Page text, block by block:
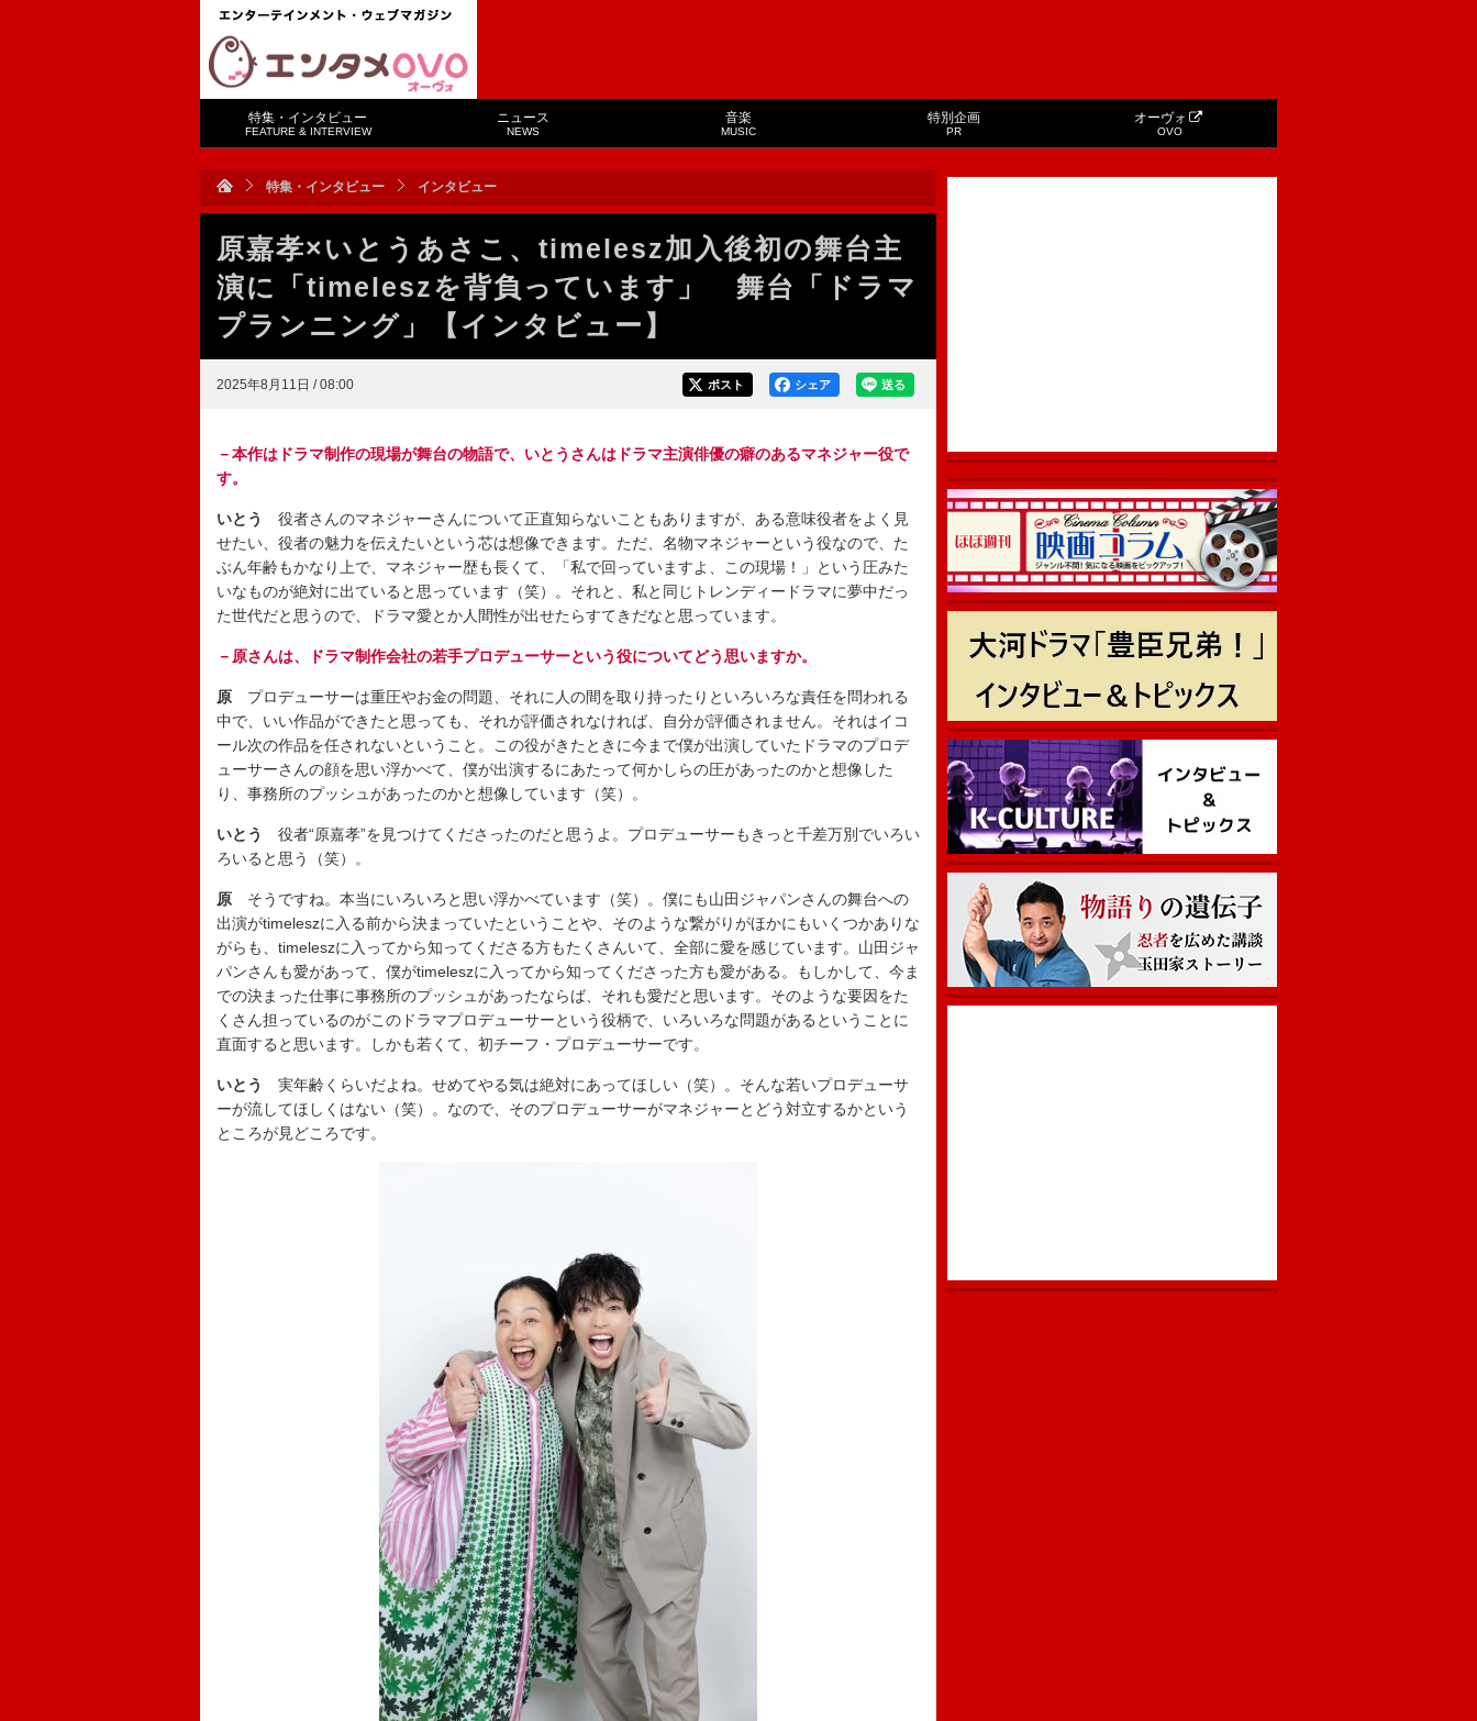
特集・インタビュー
FEATURE & INTERVIEW
ニュース
NEWS
音楽
MUSIC
特別企画
PR
オーヴォ
OVO
特集・インタビュー インタビュー
原嘉孝×いとうあさこ、timelesz加入後初の舞台主
演に「timeleszを背負っています」 舞台「ドラマ
プランニング」【インタビュー】
2025年8月11日 / 08:00 送る
シェア
ポスト
－本作はドラマ制作の現場が舞台の物語で、いとうさんはドラマ主演俳優の癖のあるマネジャー役で
す。
いとう
役者さんのマネジャーさんについて正直知らないこともありますが、ある意味役者をよく見
せたい、役者の魅力を伝えたいという芯は想像できます。ただ、名物マネジャーという役なので、た
ぶん年齢もかなり上で、マネジャー歴も長くて、「私で回っていますよ、この現場！」という圧みた
いなものが絶対に出ていると思っています（笑）。それと、私と同じトレンディードラマに夢中だっ
た世代だと思うので、ドラマ愛とか人間性が出せたらすてきだなと思っています。
－原さんは、ドラマ制作会社の若手プロデューサーという役についてどう思いますか。
原 プロデューサーは重圧やお金の問題、それに人の間を取り持ったりといろいろな責任を問われる
中で、いい作品ができたと思っても、それが評価されなければ、自分が評価されません。それはイコ
ール次の作品を任されないということ。この役がきたときに今まで僕が出演していたドラマのプロデ
ューサーさんの顔を思い浮かべて、僕が出演するにあたって何かしらの圧があったのかと想像した
り、事務所のプッシュがあったのかと想像しています（笑）。
いとう
役者“原嘉孝”を見つけてくださったのだと思うよ。プロデューサーもきっと千差万別でいろい
ろいると思う（笑）。
原 そうですね。本当にいろいろと思い浮かべています（笑）。僕にも山田ジャパンさんの舞台への
出演がtimeleszに入る前から決まっていたということや、そのような繋がりがほかにもいくつかありな
がらも、timeleszに入ってから知ってくださる方もたくさんいて、全部に愛を感じています。山田ジャ
パンさんも愛があって、僕がtimeleszに入ってから知ってくださった方も愛がある。もしかして、今ま
での決まった仕事に事務所のプッシュがあったならば、それも愛だと思います。そのような要因をた
くさん担っているのがこのドラマプロデューサーという役柄で、いろいろな問題があるということに
直面すると思います。しかも若くて、初チーフ・プロデューサーです。
いとう
実年齢くらいだよね。せめてやる気は絶対にあってほしい（笑）。そんな若いプロデューサ
ーが流してほしくはない（笑）。なので、そのプロデューサーがマネジャーとどう対立するかという
ところが見どころです。